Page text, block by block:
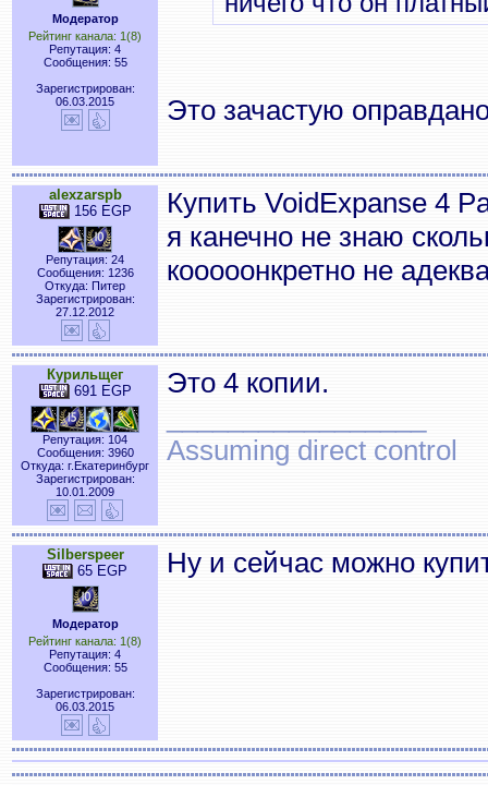
Модератор
Рейтинг канала: 1(8)
Репутация: 4
Сообщения: 55
Зарегистрирован:
06.03.2015
Это зачастую
alexzarspb
156 EGP
Репутация: 24
Сообщения: 1236
Откуда: Питер
Зарегистрирован:
27.12.2012
Купить VoidExpanse 4
я канечно не знаю
кооооонкретно не
Курильщег
691 EGP
Репутация: 104
Сообщения: 3960
Откуда: г.Екатеринбург
Зарегистрирован:
10.01.2009
Это 4 копии.
Assuming direct control
Silberspeer
65 EGP
Модератор
Рейтинг канала: 1(8)
Репутация: 4
Сообщения: 55
Зарегистрирован:
06.03.2015
Ну и сейчас можно